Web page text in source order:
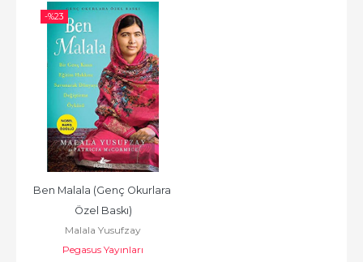
-%23
Ben Malala (Genç Okurlara
Özel Baskı)
Malala Yusufzay
Pegasus Yayınları